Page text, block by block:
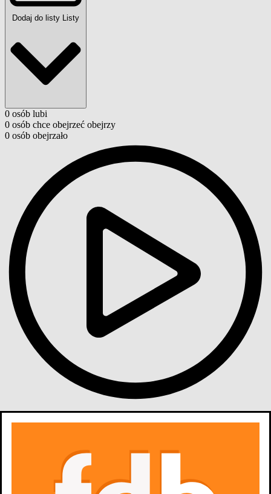
Dodaj do listy Listy
0 osób lubi
0 osób chce obejrzeć obejrzy
0 osób obejrzało
Gdzie obejrzeć
6 odcinków